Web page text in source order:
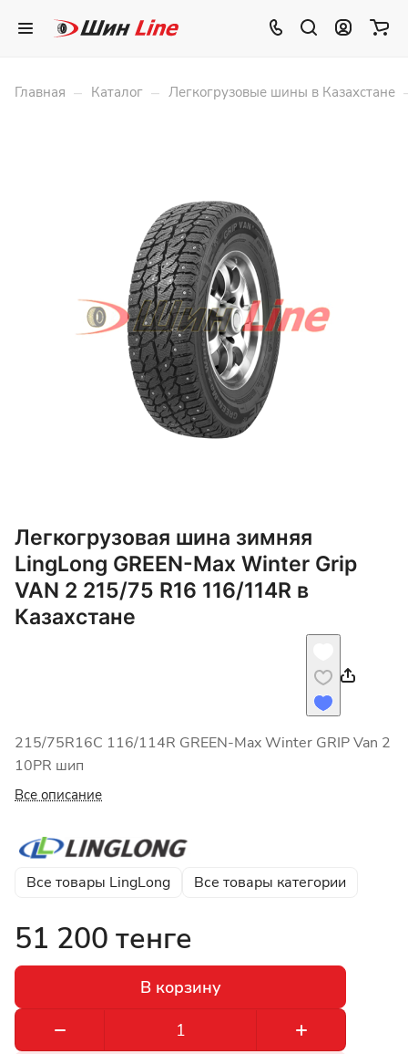
Главная – Каталог – Легкогрузовые шины в Казахстане
Легкогрузовая шина зимняя
LingLong GREEN-Max Winter Grip
VAN 2 215/75 R16 116/114R в
Казахстане
215/75R16C 116/114R GREEN-Max Winter GRIP Van 2
10PR шип
Все описание
Все товары LingLong Все товары категории
51 200 тенге
В корзину